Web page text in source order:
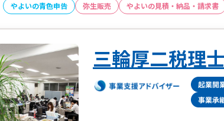
やよいの青色申告
弥生販売 やよいの見積・納品・請求書
三輪厚二税理